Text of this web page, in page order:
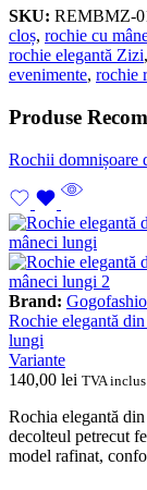
SKU: REMBMZ-
cloș, rochie cu
rochie elegantă Zizi,
evenimente, rochie
Produse
Rochii domnișoare
Brand:
Rochie elegantă
lungi
Variante
140,00 lei TVA inclus
Rochia elegantă
decolteul petrecut
model rafinat,